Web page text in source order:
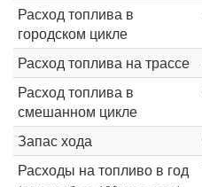
Расход топлива в
городском цикле
Расход топлива на трассе
Расход топлива в
смешанном цикле
Запас хода
Расходы на топливо в год